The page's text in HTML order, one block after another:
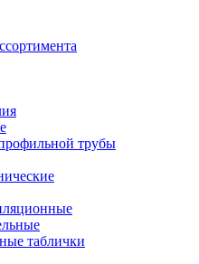
трубы
таблички